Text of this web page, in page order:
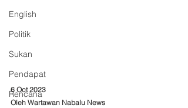
English
Politik
Sukan
Pendapat
Rencana
6 Oct 2023
Oleh Wartawan Nabalu News